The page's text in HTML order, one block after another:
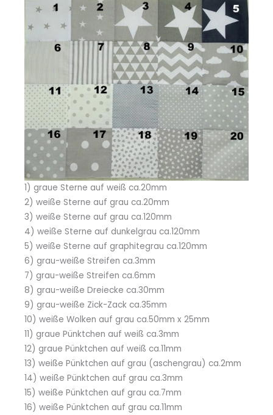
1) graue Sterne auf weiß ca.20mm
2) weiße Sterne auf grau ca.20mm
3) weiße Sterne auf grau ca.120mm
4) weiße Sterne auf dunkelgrau ca.120mm
5) weiße Sterne auf graphitegrau ca.120mm
6) grau-weiße Streifen ca.3mm
7) grau-weiße Streifen ca.6mm
8) grau-weiße Dreiecke ca.30mm
9) grau-weiße Zick-Zack ca.35mm
10) weiße Wolken auf grau ca.50mm x 25mm
11) graue Pünktchen auf weiß ca.3mm
12) graue Pünktchen auf weiß ca.11mm
13) weiße Pünktchen auf grau (aschengrau) ca.2mm
14) weiße Pünktchen auf grau ca.3mm
15) weiße Pünktchen auf grau ca.7mm
16) weiße Pünktchen auf grau ca.11mm